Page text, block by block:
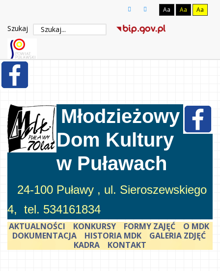
Aa Aa Aa
Szukaj
Młodzieżowy
Dom Kultury
w Puławach
24-100 Puławy , ul. Sieroszewskiego
4, tel. 534161834
AKTUALNOŚCI KONKURSY FORMY ZAJĘĆ
O MDK
DOKUMENTACJA
HISTORIA MDK
GALERIA ZDJĘĆ
KADRA
KONTAKT